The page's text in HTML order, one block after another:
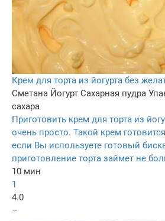
Крем для торта из йогурта без
Сметана Йогурт Сахарная пудра
сахара
Приготовить крем для торта из
очень просто. Такой крем
если Вы используете готовый
приготовление торта займет не
10 мин
1
4.0
–